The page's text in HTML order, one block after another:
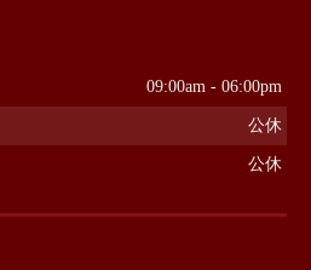
09:00am - 06:00pm
公休
公休